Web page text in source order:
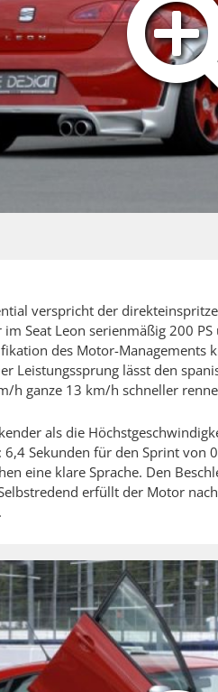
verspricht der
Seat Leon serienmäßig 200
des Motor-Managements
Leistungssprung lässt den
h ganze 13 km/h schneller
als die
6,4 Sekunden für den Sprint von
eine klare Sprache. Den
erfüllt der Motor